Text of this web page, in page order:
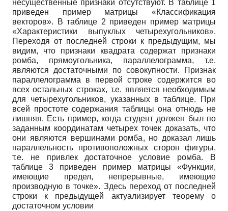
несущественные признаки отсутствуют. В таблице 1
приведен пример матрицы «Классификация
векторов». В таблице 2 приведен пример матрицы
«Характеристики выпуклых четырехугольников».
Переходя от последней строки к предыдущим, мы
видим, что признаки квадрата содержат признаки
ромба, прямоугольника, параллелограмма, т.е.
являются достаточными по совокупности. Признак
параллелограмма в первой строке содержится во
всех остальных строках, т.е. является необходимым
для четырехугольников, указанных в таблице. При
всей простоте содержания таблицы она отнюдь не
лишняя. Есть пример, когда студент должен был по
заданным координатам четырех точек доказать, что
они являются вершинами ромба, но доказал лишь
параллельность противоположных сторон фигуры,
т.е. не привлек достаточное условие ромба. В
таблице 3 приведен пример матрицы «Функции,
имеющие предел, непрерывные, имеющие
производную в точке». Здесь переход от последней
строки к предыдущей актуализирует теорему о
достаточном условии